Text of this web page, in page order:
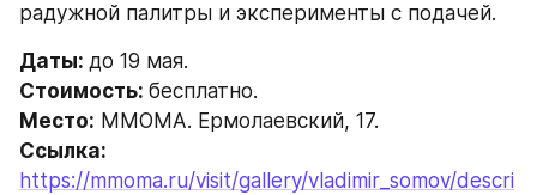
радужной палитры и эксперименты с подачей.
Даты: до 19 мая.
Стоимость: бесплатно.
Место: ММОМА. Ермолаевский, 17.
https://mmoma.ru/visit/gallery/vladimir_somov/descri